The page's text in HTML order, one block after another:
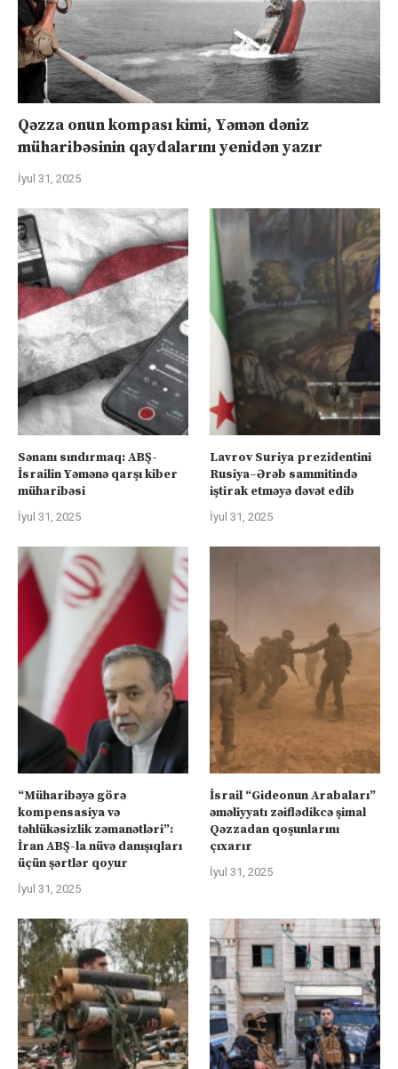
Qəzza onun kompası kimi, Yəmən dəniz
müharibəsinin qaydalarını yenidən yazır
İyul 31, 2025
Sənanı sındırmaq: ABŞ-
İsrailin Yəmənə qarşı kiber
müharibəsi
İyul 31, 2025
Lavrov Suriya prezidentini
Rusiya–Ərəb sammitində
iştirak etməyə dəvət edib
İyul 31, 2025
“Müharibəyə görə
kompensasiya və
təhlükəsizlik zəmanətləri”:
İran ABŞ-la nüvə danışıqları
üçün şərtlər qoyur
İyul 31, 2025
İsrail “Gideonun Arabaları”
əməliyyatı zəiflədikcə şimal
Qəzzadan qoşunlarını
çıxarır
İyul 31, 2025